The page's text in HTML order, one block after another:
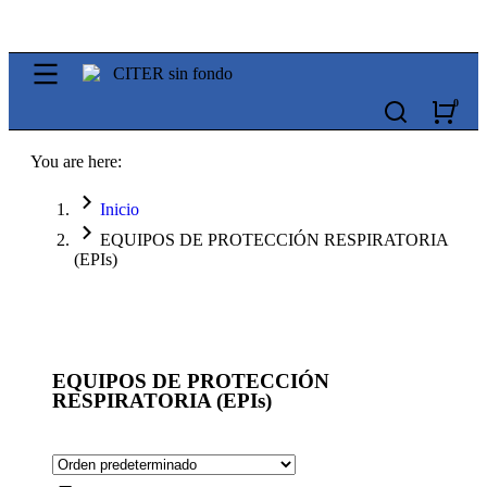
You are here:
Inicio
EQUIPOS DE PROTECCIÓN RESPIRATORIA
(EPIs)
EQUIPOS DE PROTECCIÓN
RESPIRATORIA (EPIs)